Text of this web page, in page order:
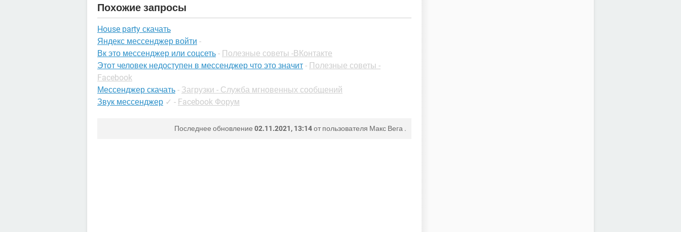
Похожие запросы
House party скачать
Яндекс мессенджер войти -
Вк это мессенджер или соцсеть - Полезные советы -ВКонтакте
Этот человек недоступен в мессенджер что это значит - Полезные советы -
Facebook
Мессенджер скачать - Загрузки - Служба мгновенных сообщений
Звук мессенджер ✓ - Facebook Форум
Последнее обновление 02.11.2021, 13:14от пользователя Макс Вега .